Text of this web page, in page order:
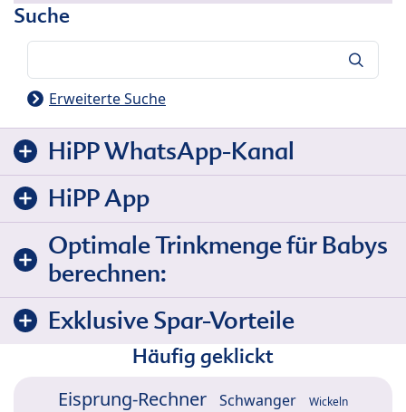
Suche
Erweiterte Suche
HiPP WhatsApp-Kanal
HiPP App
Optimale Trinkmenge für Babys
berechnen:
Exklusive Spar-Vorteile
Häufig geklickt
Eisprung-Rechner Schwanger Wickeln